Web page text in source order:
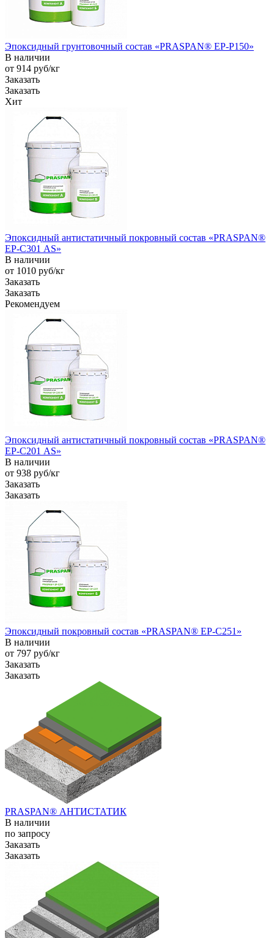
Эпоксидный грунтовочный состав «PRASPAN® EP-P150»
В наличии
от 914 руб/кг
Заказать
Заказать
Хит
Эпоксидный антистатичный покровный состав «PRASPAN®
EP-С301 AS»
В наличии
от 1010 руб/кг
Заказать
Заказать
Рекомендуем
Эпоксидный антистатичный покровный состав «PRASPAN®
EP-С201 AS»
В наличии
от 938 руб/кг
Заказать
Заказать
Эпоксидный покровный состав «PRASPAN® EP-C251»
В наличии
от 797 руб/кг
Заказать
Заказать
PRASPAN® АНТИСТАТИК
В наличии
по запросу
Заказать
Заказать